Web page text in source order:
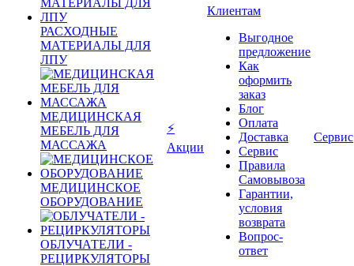
РАСХОДНЫЕ
МАТЕРИАЛЫ ДЛЯ
ЛПУ
МЕДИЦИНСКАЯ
МЕБЕЛЬ ДЛЯ
МАССАЖА
МЕДИЦИНСКОЕ
ОБОРУДОВАНИЕ
ОБЛУЧАТЕЛИ -
РЕЦИРКУЛЯТОРЫ
⚡
Акции
Клиентам
Выгодное
предложение
Как
оформить
заказ
Блог
Оплата
Доставка
Сервис
Правила
Самовывоза
Гарантии,
условия
возврата
Вопрос-
ответ
Сервис